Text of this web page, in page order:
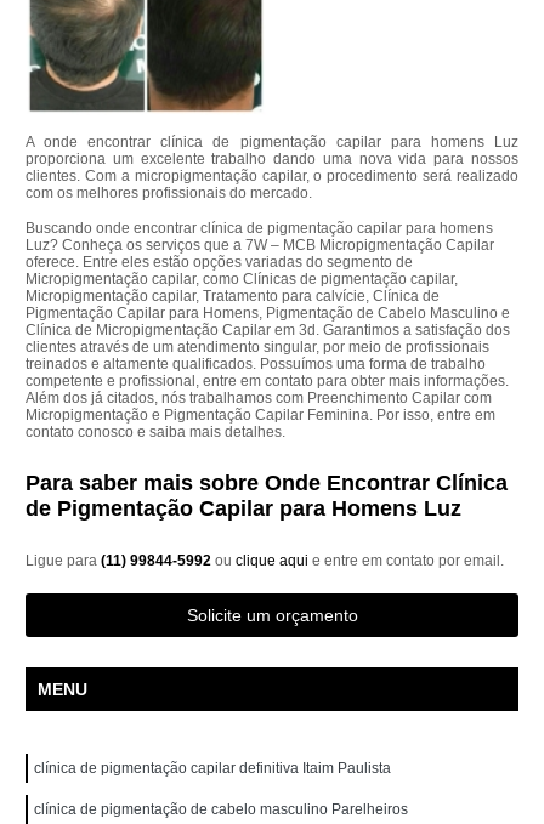
A onde encontrar clínica de pigmentação capilar para homens Luz
proporciona um excelente trabalho dando uma nova vida para nossos
clientes. Com a micropigmentação capilar, o procedimento será realizado
com os melhores profissionais do mercado.
Buscando onde encontrar clínica de pigmentação capilar para homens
Luz? Conheça os serviços que a 7W – MCB Micropigmentação Capilar
oferece. Entre eles estão opções variadas do segmento de
Micropigmentação capilar, como Clínicas de pigmentação capilar,
Micropigmentação capilar, Tratamento para calvície, Clínica de
Pigmentação Capilar para Homens, Pigmentação de Cabelo Masculino e
Clínica de Micropigmentação Capilar em 3d. Garantimos a satisfação dos
clientes através de um atendimento singular, por meio de profissionais
treinados e altamente qualificados. Possuímos uma forma de trabalho
competente e profissional, entre em contato para obter mais informações.
Além dos já citados, nós trabalhamos com Preenchimento Capilar com
Micropigmentação e Pigmentação Capilar Feminina. Por isso, entre em
contato conosco e saiba mais detalhes.
Para saber mais sobre Onde Encontrar Clínica
de Pigmentação Capilar para Homens Luz
Ligue para(11) 99844-5992ouclique aqui e entre em contato por email.
Solicite um orçamento
MENU
clínica de pigmentação capilar definitiva Itaim Paulista
clínica de pigmentação de cabelo masculino Parelheiros